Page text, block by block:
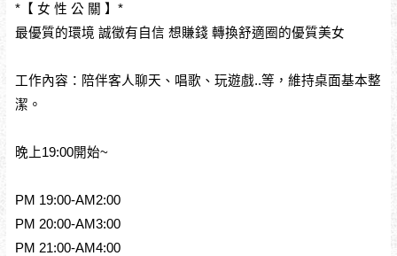
*【 女 性 公 關 】*
最優質的環境 誠徵有自信 想賺錢 轉換舒適圈的優質美女
工作內容：陪伴客人聊天、唱歌、玩遊戲..等，維持桌面基本整
潔。
晚上19:00開始~
PM 19:00-AM2:00
PM 20:00-AM3:00
PM 21:00-AM4:00